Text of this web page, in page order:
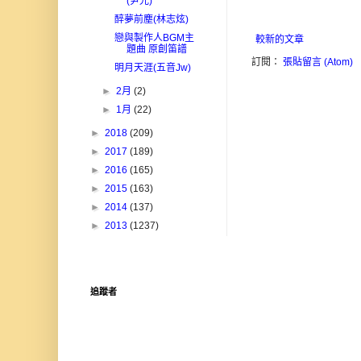
較新的文章
訂閱： 張貼留言 (Atom)
醉夢前塵(林志炫)
戀與製作人BGM主
題曲 原創笛譜
明月天涯(五音Jw)
►2月(2)
► 1月(22)
► 2018 (209)
► 2017 (189)
► 2016 (165)
► 2015 (163)
► 2014 (137)
► 2013 (1237)
追蹤者